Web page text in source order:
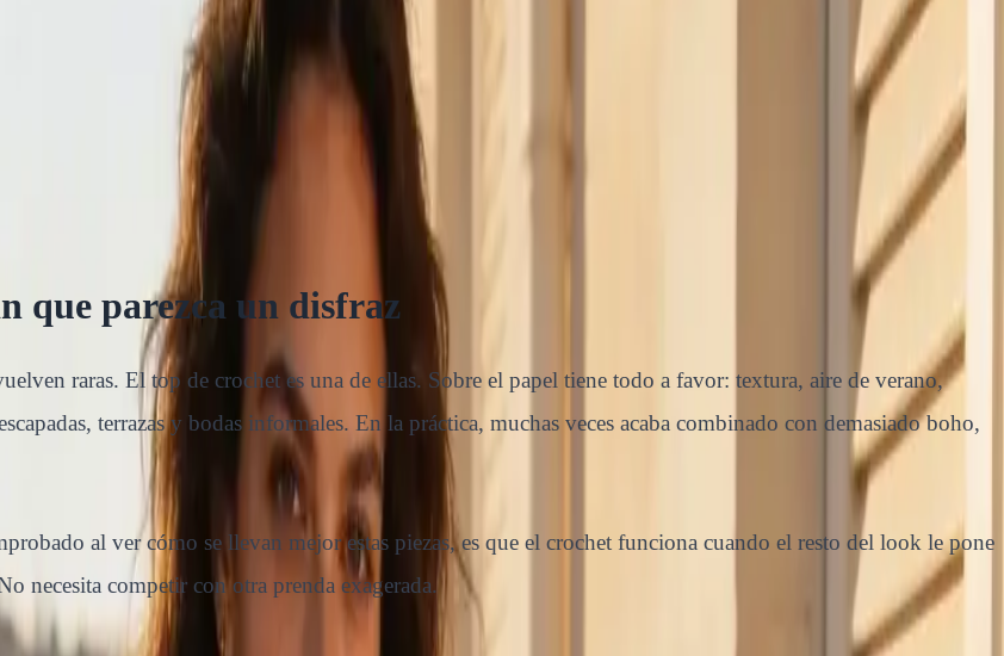
Verano
que parezca un disfraz
raras. El top de crochet es una de ellas. Sobre el papel tiene todo a favor: textura, aire de verano,
terrazas y bodas informales. En la práctica, muchas veces acaba combinado con demasiado boho,
al ver cómo se llevan mejor estas piezas, es que el crochet funciona cuando el resto del look le pone
necesita competir con otra prenda exagerada.